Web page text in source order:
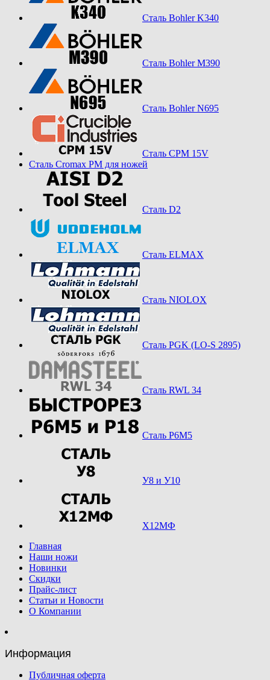
Сталь Bohler K340
Сталь Bohler M390
Сталь Bohler N695
Сталь CPM 15V
Сталь Cromax PM для ножей
Сталь D2
Сталь ELMAX
Сталь NIOLOX
Сталь PGK (LO-S 2895)
Сталь RWL 34
Сталь Р6М5
У8 и У10
Х12МФ
Главная
Наши ножи
Новинки
Скидки
Прайс-лист
Статьи и Новости
О Компании
Информация
Публичная оферта